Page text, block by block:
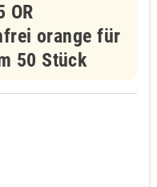
OR
orange für
50 Stück